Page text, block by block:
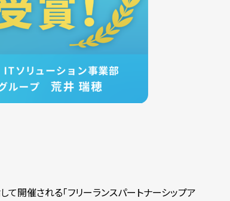
開催される「フリーランスパートナーシップア